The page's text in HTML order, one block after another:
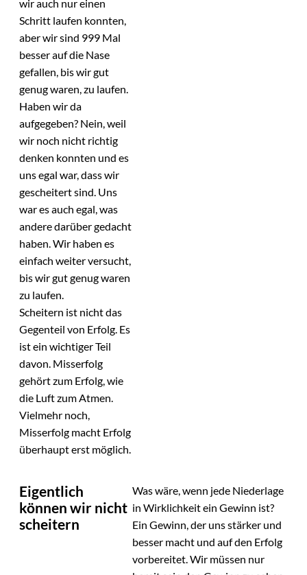
wir auch nur einen
Schritt laufen konnten,
aber wir sind 999 Mal
besser auf die Nase
gefallen, bis wir gut
genug waren, zu laufen.
Haben wir da
aufgegeben? Nein, weil
wir noch nicht richtig
denken konnten und es
uns egal war, dass wir
gescheitert sind. Uns
war es auch egal, was
andere darüber gedacht
haben. Wir haben es
einfach weiter versucht,
bis wir gut genug waren
zu laufen.
Scheitern ist nicht das
Gegenteil von Erfolg. Es
ist ein wichtiger Teil
davon. Misserfolg
gehört zum Erfolg, wie
die Luft zum Atmen.
Vielmehr noch,
Misserfolg macht Erfolg
überhaupt erst möglich.
Eigentlich
können wir nicht
scheitern
Was wäre, wenn jede Niederlage
in Wirklichkeit ein Gewinn ist?
Ein Gewinn, der uns stärker und
besser macht und auf den Erfolg
vorbereitet. Wir müssen nur